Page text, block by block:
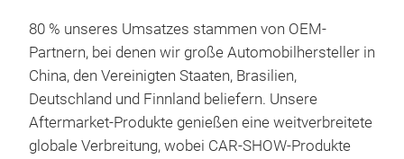
80 % unseres Umsatzes stammen von OEM-
Partnern, bei denen wir große Automobilhersteller in
China, den Vereinigten Staaten, Brasilien,
Deutschland und Finnland beliefern. Unsere
Aftermarket-Produkte genießen eine weitverbreitete
globale Verbreitung, wobei CAR-SHOW-Produkte